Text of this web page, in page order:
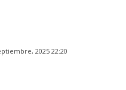
2025 22:20